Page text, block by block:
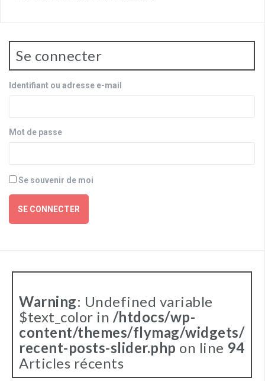
Se connecter
Identifiant ou adresse e-mail
Mot de passe
Se souvenir de moi
SE CONNECTER
Warning: Undefined variable
$text_color in /htdocs/wp-
content/themes/flymag/widgets/
recent-posts-slider.php on line 94
Articles récents